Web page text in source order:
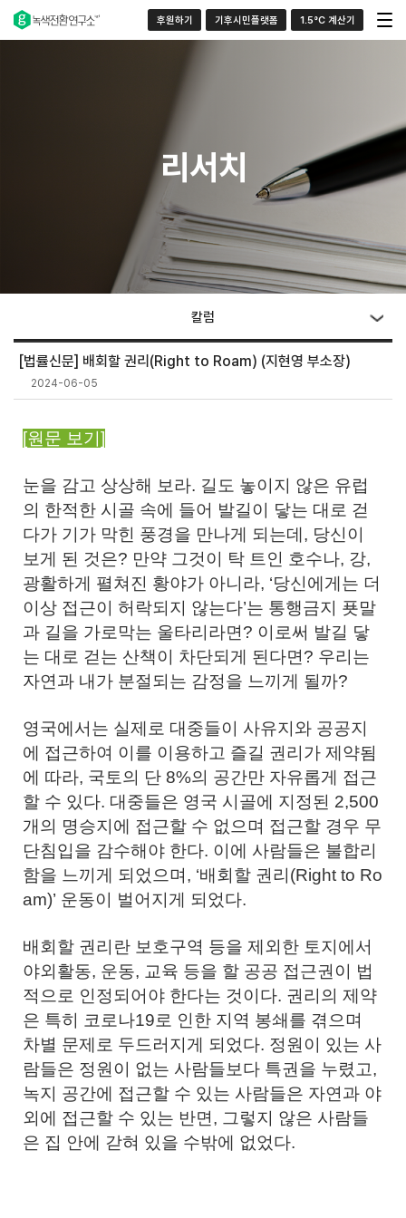
후원하기 기후시민플랫폼 1.5°C 계산기
리서치
칼럼
[법률신문] 배회할 권리(Right to Roam) (지현영 부소장)
2024-06-05
[원문 보기]
눈을 감고 상상해 보라. 길도 놓이지 않은 유럽
의 한적한 시골 속에 들어 발길이 닿는 대로 걷
다가 기가 막힌 풍경을 만나게 되는데, 당신이
보게 된 것은? 만약 그것이 탁 트인 호수나, 강,
광활하게 펼쳐진 황야가 아니라, ‘당신에게는 더
이상 접근이 허락되지 않는다’는 통행금지 푯말
과 길을 가로막는 울타리라면? 이로써 발길 닿
는 대로 걷는 산책이 차단되게 된다면? 우리는
자연과 내가 분절되는 감정을 느끼게 될까?
영국에서는 실제로 대중들이 사유지와 공공지
에 접근하여 이를 이용하고 즐길 권리가 제약됨
에 따라, 국토의 단 8%의 공간만 자유롭게 접근
할 수 있다. 대중들은 영국 시골에 지정된 2,500
개의 명승지에 접근할 수 없으며 접근할 경우 무
단침입을 감수해야 한다. 이에 사람들은 불합리
함을 느끼게 되었으며, ‘배회할 권리(Right to Ro
am)’ 운동이 벌어지게 되었다.
배회할 권리란 보호구역 등을 제외한 토지에서
야외활동, 운동, 교육 등을 할 공공 접근권이 법
적으로 인정되어야 한다는 것이다. 권리의 제약
은 특히 코로나19로 인한 지역 봉쇄를 겪으며
차별 문제로 두드러지게 되었다. 정원이 있는 사
람들은 정원이 없는 사람들보다 특권을 누렸고,
녹지 공간에 접근할 수 있는 사람들은 자연과 야
외에 접근할 수 있는 반면, 그렇지 않은 사람들
은 집 안에 갇혀 있을 수밖에 없었다.